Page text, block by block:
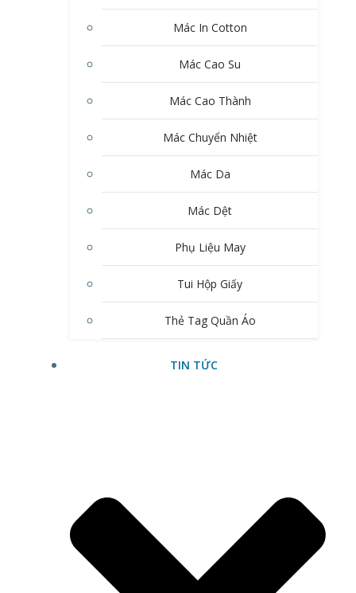
Mác In Cotton
Mác Cao Su
Mác Cao Thành
Mác Chuyển Nhiệt
Mác Da
Mác Dệt
Phụ Liệu May
Tui Hộp Giấy
Thẻ Tag Quần Áo
TIN TỨC